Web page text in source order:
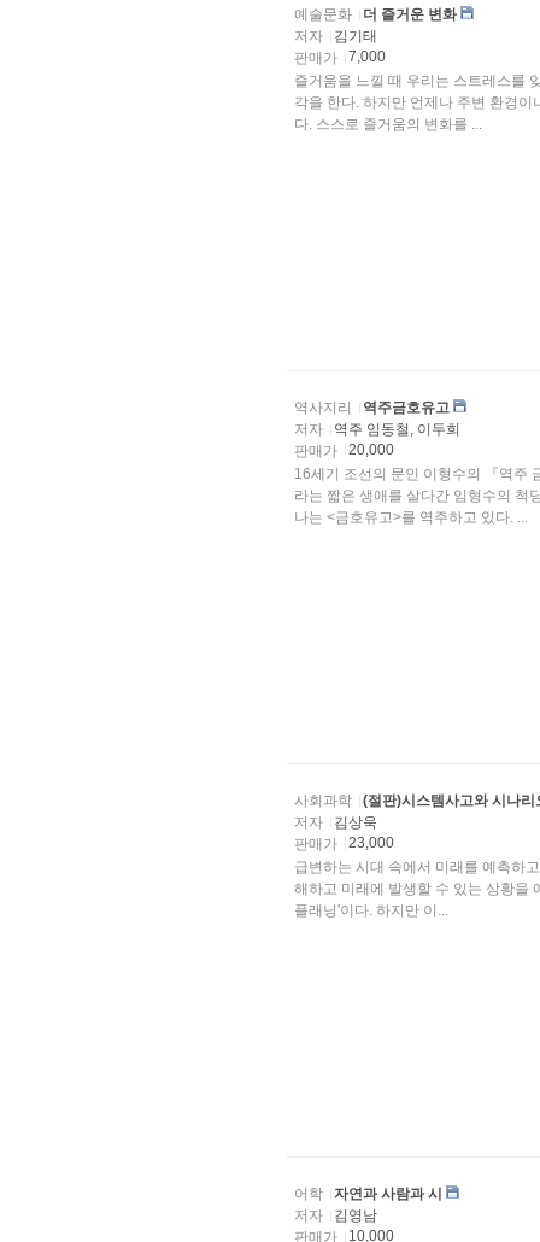
예술문화
더 즐거운 변화
저자
김기태
판매가
7,000
즐거움을 느낄 때 우리는 스트레스를
각을 한다. 하지만 언제나 주변 환경
다. 스스로 즐거움의 변화를 ...
역사지리
역주금호유고
저자
역주 임동철, 이두희
판매가
20,000
16세기 조선의 문인 이형수의 『역주
라는 짧은 생애를 살다간 임형수의 척
나는 <금호유고>를 역주하고 있다. ...
사회과학
(절판)시스템사고와 시나리
저자
김상욱
판매가
23,000
급변하는 시대 속에서 미래를 예측하
해하고 미래에 발생할 수 있는 상황을
플래닝'이다. 하지만 이...
어학
자연과 사람과 시
저자
김영남
판매가
10,000